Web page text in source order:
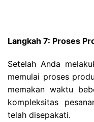
Langkah 7: Proses
Setelah Anda
memulai proses
memakan waktu
kompleksitas
telah disepakati.